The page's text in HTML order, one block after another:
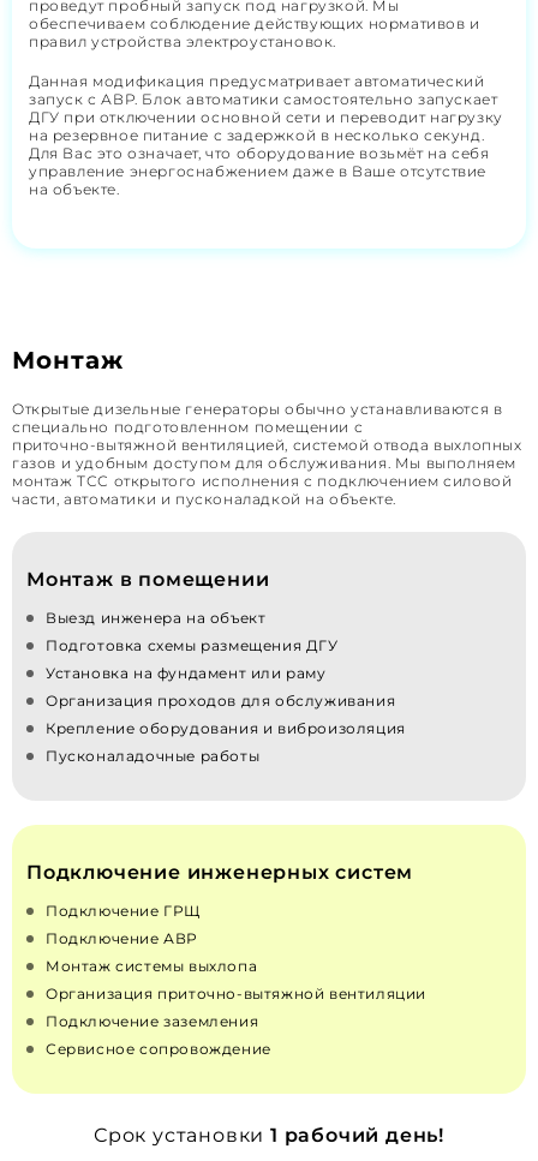
проведут пробный запуск под нагрузкой. Мы
обеспечиваем соблюдение действующих нормативов и
правил устройства электроустановок.
Данная модификация предусматривает автоматический
запуск с АВР. Блок автоматики самостоятельно запускает
ДГУ при отключении основной сети и переводит нагрузку
на резервное питание с задержкой в несколько секунд.
Для Вас это означает, что оборудование возьмёт на себя
управление энергоснабжением даже в Ваше отсутствие
на объекте.
Монтаж
Открытые дизельные генераторы обычно устанавливаются в
специально подготовленном помещении с
приточно‑вытяжной вентиляцией, системой отвода выхлопных
газов и удобным доступом для обслуживания. Мы выполняем
монтаж ТСС открытого исполнения с подключением силовой
части, автоматики и пусконаладкой на объекте.
Монтаж в помещении
Выезд инженера на объект
Подготовка схемы размещения ДГУ
Установка на фундамент или раму
Организация проходов для обслуживания
Крепление оборудования и виброизоляция
Пусконаладочные работы
Подключение инженерных систем
Подключение ГРЩ
Подключение АВР
Монтаж системы выхлопа
Организация приточно‑вытяжной вентиляции
Подключение заземления
Сервисное сопровождение
Срок установки 1 рабочий день!